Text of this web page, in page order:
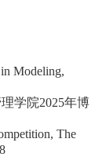
Modeling,
学院2025年博
The